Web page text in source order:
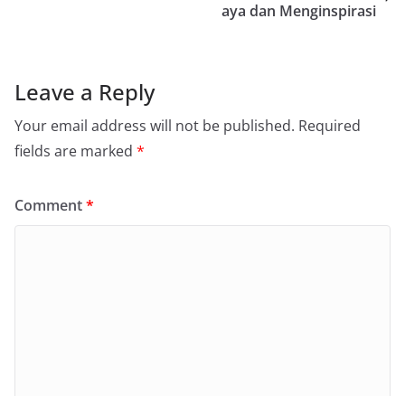
aya dan Menginspirasi
Leave a Reply
Your email address will not be published. Required
fields are marked *
Comment*